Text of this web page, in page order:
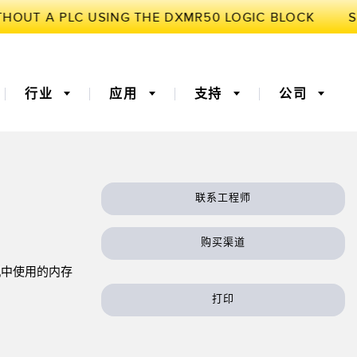
3D飞行时间
感器
行业 应用
机器监控/设备综合效率
支持 公司
使用的内存
联系工程师
购买渠道
打印